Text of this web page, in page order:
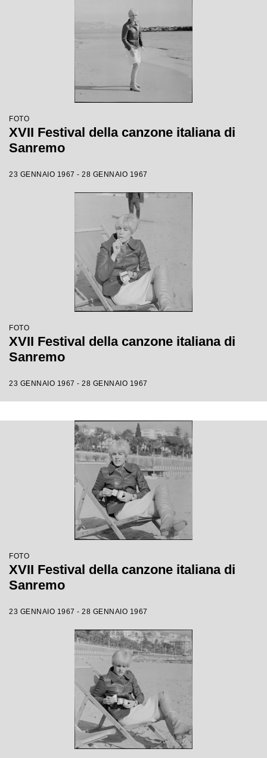
FOTO
XVII Festival della canzone italiana di
Sanremo
23 GENNAIO 1967 - 28 GENNAIO 1967
FOTO
XVII Festival della canzone italiana di
Sanremo
23 GENNAIO 1967 - 28 GENNAIO 1967
FOTO
XVII Festival della canzone italiana di
Sanremo
23 GENNAIO 1967 - 28 GENNAIO 1967